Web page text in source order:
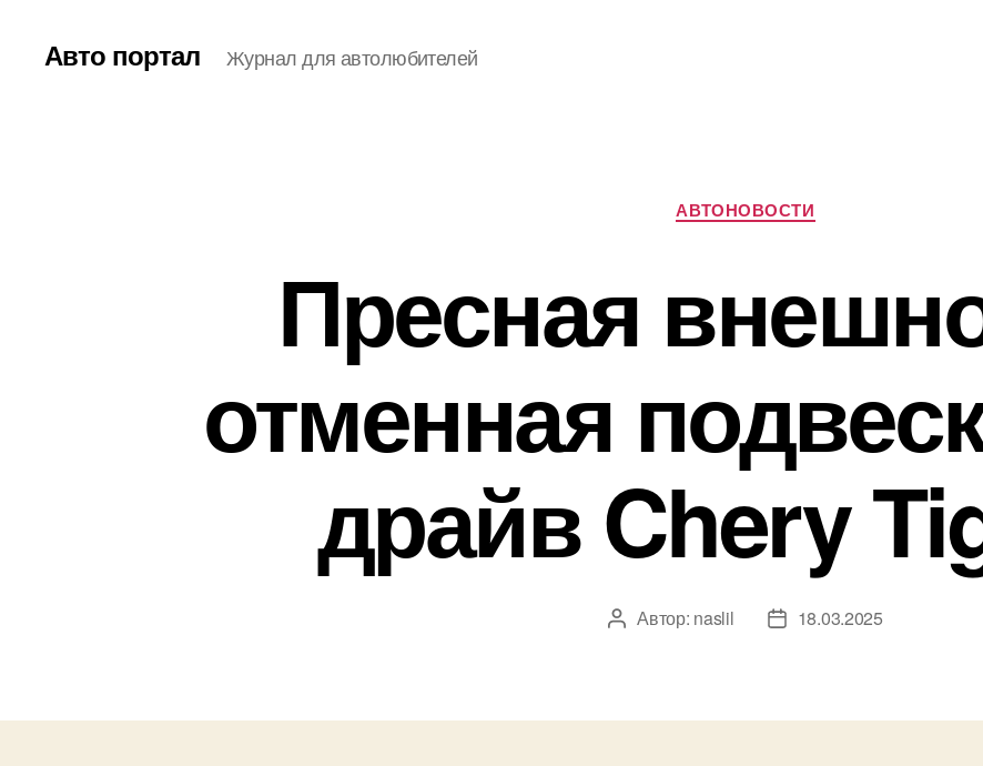
Авто портал Журнал для автолюбителей
Рубрики
АВТОНОВОСТИ
Пресная
отменная
драйв Chery
Автор
Автор: naslil
Дата18.03.2025